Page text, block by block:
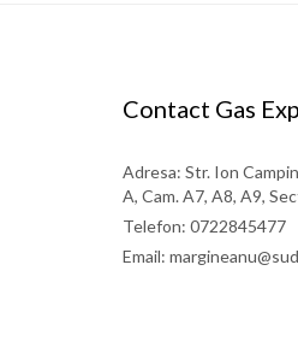
Contact Gas
Adresa: Str. Ion
A, Cam. A7, A8, A9,
Telefon: 0722845477
Email: